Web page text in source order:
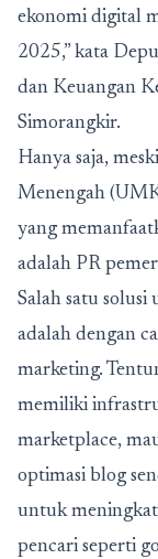
ekonomi digital
2025,” kata
dan Keuangan
Simorangkir.
Hanya saja,
Menengah
yang
adalah PR
Salah satu
adalah dengan
marketing.
memiliki
marketplace,
optimasi blog
untuk
pencari seperti